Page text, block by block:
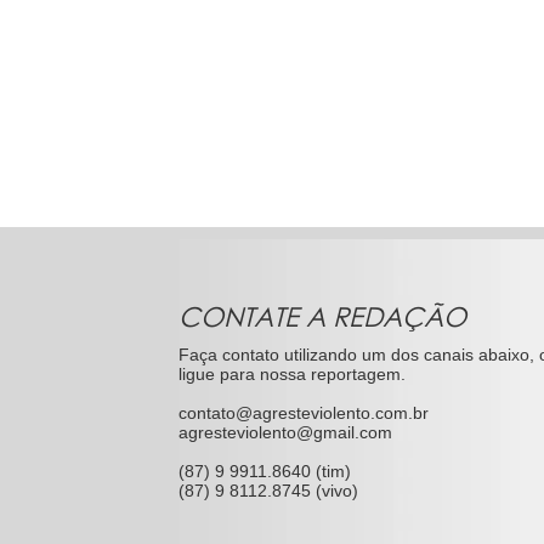
CONTATE A REDAÇÃO
Faça contato utilizando um dos canais abaixo,
ligue para nossa reportagem.
contato@agresteviolento.com.br
agresteviolento@gmail.com
(87) 9 9911.8640 (tim)
(87) 9 8112.8745 (vivo)